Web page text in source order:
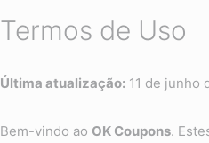
Termos de Uso
Última atualização: 11 de junho
Bem-vindo ao OK Coupons.